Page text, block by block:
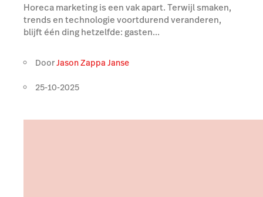
Horeca marketing is een vak apart. Terwijl smaken,
trends en technologie voortdurend veranderen,
blijft één ding hetzelfde: gasten...
DoorJason Zappa Janse
25-10-2025